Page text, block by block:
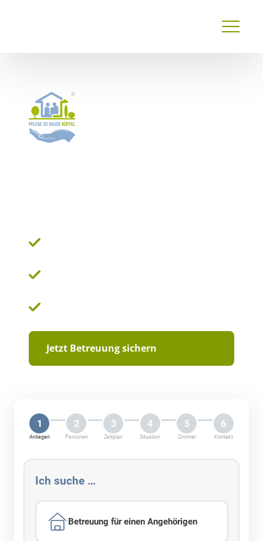
Primary
Jetzt Betreuung sichern
1
Anliegen
2
Personen
3
Zeitplan
4
Situation
5
Zimmer
6
Kontakt
Ich suche …
Betreuung für einen Angehörigen